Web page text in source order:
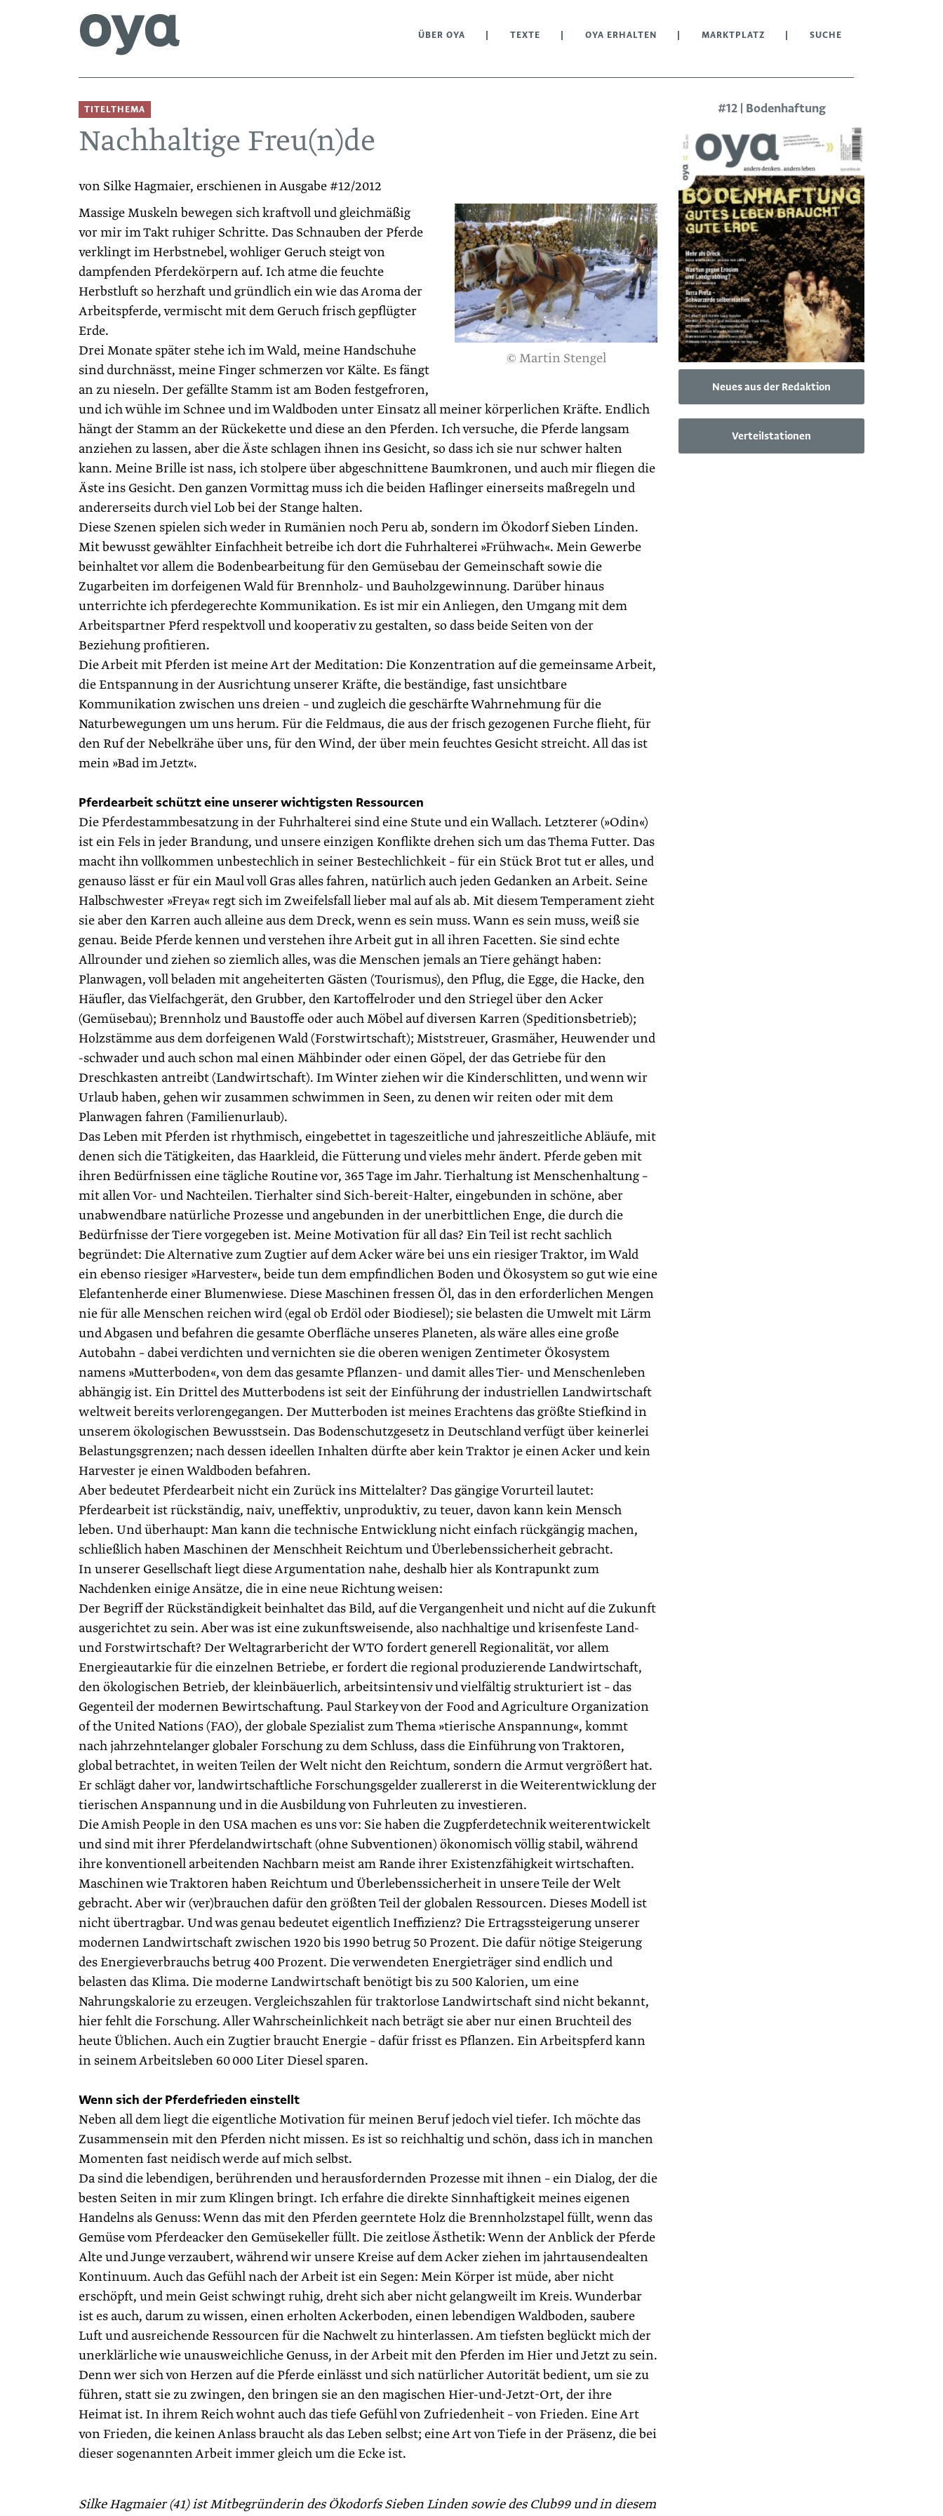
ÜBER OYA TEXTE OYA ERHALTEN MARKTPLATZ SUCHE
TITELTHEMA
Nachhaltige Freu(n)de
von Silke Hagmaier, erschienen in Ausgabe #12/2012
© Martin Stengel
Massige Muskeln bewegen sich kraftvoll und gleichmäßig
vor mir im Takt ruhiger Schritte. Das Schnauben der Pferde
verklingt im Herbstnebel, wohliger Geruch steigt von
dampfenden Pferdekörpern auf. Ich atme die feuchte
Herbstluft so herzhaft und gründlich ein wie das Aroma der
Arbeitspferde, vermischt mit dem Geruch frisch gepflügter
Erde.
Drei Monate später stehe ich im Wald, meine Handschuhe
sind durchnässt, meine Finger schmerzen vor Kälte. Es fängt
an zu nieseln. Der gefällte Stamm ist am Boden festgefroren,
und ich wühle im Schnee und im Waldboden unter Einsatz all meiner körperlichen Kräfte. Endlich
hängt der Stamm an der Rückekette und diese an den Pferden. Ich versuche, die Pferde langsam
anziehen zu lassen, aber die Äste schlagen ihnen ins Gesicht, so dass ich sie nur schwer halten
kann. Meine Brille ist nass, ich stolpere über abgeschnittene Baumkronen, und auch mir fliegen die
Äste ins Gesicht. Den ganzen Vormittag muss ich die beiden Haflinger einerseits maßregeln und
andererseits durch viel Lob bei der Stange halten.
Diese Szenen spielen sich weder in Rumänien noch Peru ab, sondern im Ökodorf Sieben Linden.
Mit bewusst gewählter Einfachheit betreibe ich dort die Fuhrhalterei »Frühwach«. Mein Gewerbe
beinhaltet vor allem die Bodenbearbeitung für den Gemüsebau der Gemeinschaft sowie die
Zugarbeiten im dorfeigenen Wald für Brennholz- und Bauholzgewinnung. Darüber hinaus
unterrichte ich pferdegerechte Kommunikation. Es ist mir ein Anliegen, den Umgang mit dem
Arbeitspartner Pferd respektvoll und kooperativ zu gestalten, so dass beide Seiten von der
Beziehung profitieren.
Die Arbeit mit Pferden ist meine Art der Meditation: Die Konzentration auf die gemeinsame Arbeit,
die Entspannung in der Ausrichtung unserer Kräfte, die beständige, fast unsichtbare
Kommunikation zwischen uns dreien – und zugleich die geschärfte Wahrnehmung für die
Naturbewegungen um uns herum. Für die Feldmaus, die aus der frisch gezogenen Furche flieht, für
den Ruf der Nebelkrähe über uns, für den Wind, der über mein feuchtes Gesicht streicht. All das ist
mein »Bad im Jetzt«.
Pferdearbeit schützt eine unserer wichtigsten Ressourcen
Die Pferdestammbesatzung in der Fuhrhalterei sind eine Stute und ein Wallach. Letzterer (»Odin«)
ist ein Fels in jeder Brandung, und unsere einzigen Konflikte drehen sich um das Thema Futter. Das
macht ihn vollkommen unbestechlich in seiner Bestechlichkeit – für ein Stück Brot tut er alles, und
genauso lässt er für ein Maul voll Gras alles fahren, natürlich auch jeden Gedanken an Arbeit. Seine
Halbschwester »Freya« regt sich im Zweifelsfall lieber mal auf als ab. Mit diesem Temperament zieht
sie aber den Karren auch alleine aus dem Dreck, wenn es sein muss. Wann es sein muss, weiß sie
genau. Beide Pferde kennen und verstehen ihre Arbeit gut in all ihren Facetten. Sie sind echte
Allrounder und ziehen so ziemlich alles, was die Menschen jemals an Tiere gehängt haben:
Planwagen, voll beladen mit angeheiterten Gästen (Tourismus), den Pflug, die Egge, die Hacke, den
Häufler, das Vielfachgerät, den Grubber, den Kartoffelroder und den Striegel über den Acker
(Gemüsebau); Brennholz und Baustoffe oder auch Möbel auf diversen Karren (Speditionsbetrieb);
Holzstämme aus dem dorfeigenen Wald (Forstwirtschaft); Miststreuer, Grasmäher, Heuwender und
-schwader und auch schon mal einen Mähbinder oder einen Göpel, der das Getriebe für den
Dreschkasten antreibt (Landwirtschaft). Im Winter ziehen wir die Kinderschlitten, und wenn wir
Urlaub haben, gehen wir zusammen schwimmen in Seen, zu denen wir reiten oder mit dem
Planwagen fahren (Familienurlaub).
Das Leben mit Pferden ist rhythmisch, eingebettet in tageszeitliche und jahreszeitliche Abläufe, mit
denen sich die Tätigkeiten, das Haarkleid, die Fütterung und vieles mehr ändert. Pferde geben mit
ihren Bedürfnissen eine tägliche Routine vor, 365 Tage im Jahr. Tierhaltung ist Menschenhaltung –
mit allen Vor- und Nachteilen. Tierhalter sind Sich-bereit-Halter, eingebunden in schöne, aber
unabwendbare natürliche Prozesse und angebunden in der unerbittlichen Enge, die durch die
Bedürfnisse der Tiere vorgegeben ist. Meine Motivation für all das? Ein Teil ist recht sachlich
begründet: Die Alternative zum Zugtier auf dem Acker wäre bei uns ein riesiger Traktor, im Wald
ein ebenso riesiger »Harvester«, beide tun dem empfindlichen Boden und Ökosystem so gut wie eine
Elefantenherde einer Blumenwiese. Diese Maschinen fressen Öl, das in den erforderlichen Mengen
nie für alle Menschen reichen wird (egal ob Erdöl oder Biodiesel); sie belasten die Umwelt mit Lärm
und Abgasen und befahren die gesamte Oberfläche unseres Planeten, als wäre alles eine große
Autobahn – dabei verdichten und vernichten sie die oberen wenigen Zentimeter Ökosystem
namens »Mutterboden«, von dem das gesamte Pflanzen- und damit alles Tier- und Menschenleben
abhängig ist. Ein Drittel des Mutterbodens ist seit der Einführung der industriellen Landwirtschaft
weltweit bereits verlorengegangen. Der Mutterboden ist meines Erachtens das größte Stiefkind in
unserem ökologischen Bewusstsein. Das Bodenschutzgesetz in Deutschland verfügt über keinerlei
Belastungsgrenzen; nach dessen ideellen Inhalten dürfte aber kein Traktor je einen Acker und kein
Harvester je einen Waldboden befahren.
Aber bedeutet Pferdearbeit nicht ein Zurück ins Mittelalter? Das gängige Vorurteil lautet:
Pferdearbeit ist rückständig, naiv, uneffektiv, unproduktiv, zu teuer, davon kann kein Mensch
leben. Und überhaupt: Man kann die technische Entwicklung nicht einfach rückgängig machen,
schließlich haben Maschinen der Menschheit Reichtum und Überlebenssicherheit gebracht.
In unserer Gesellschaft liegt diese Argumentation nahe, deshalb hier als Kontrapunkt zum
Nachdenken einige Ansätze, die in eine neue Richtung weisen:
Der Begriff der Rückständigkeit beinhaltet das Bild, auf die Vergangenheit und nicht auf die Zukunft
ausgerichtet zu sein. Aber was ist eine zukunftsweisende, also nachhaltige und krisenfeste Land-
und Forstwirtschaft? Der Weltagrarbericht der WTO fordert generell Regionalität, vor allem
Energieautarkie für die einzelnen Betriebe, er fordert die regional produzierende Landwirtschaft,
den ökologischen Betrieb, der kleinbäuerlich, arbeitsintensiv und vielfältig strukturiert ist – das
Gegenteil der modernen Bewirtschaftung. Paul Starkey von der Food and Agriculture Organization
of the United Nations (FAO), der globale Spezialist zum Thema »tierische Anspannung«, kommt
nach jahrzehntelanger globaler Forschung zu dem Schluss, dass die Einführung von Traktoren,
global betrachtet, in weiten Teilen der Welt nicht den Reichtum, sondern die Armut vergrößert hat.
Er schlägt daher vor, landwirtschaftliche Forschungsgelder zuallererst in die Weiterentwicklung der
tierischen Anspannung und in die Ausbildung von Fuhrleuten zu investieren.
Die Amish People in den USA machen es uns vor: Sie haben die Zugpferdetechnik weiterentwickelt
und sind mit ihrer Pferdelandwirtschaft (ohne Subventionen) ökonomisch völlig stabil, während
ihre konventionell arbeitenden Nachbarn meist am Rande ihrer Existenzfähigkeit wirtschaften.
Maschinen wie Traktoren haben Reichtum und Überlebens­sicherheit in unsere Teile der Welt
gebracht. Aber wir (ver)brauchen dafür den größten Teil der globalen Ressourcen. Dieses Modell ist
nicht übertragbar. Und was genau bedeutet eigentlich Ineffizienz? Die Ertragssteigerung unserer
modernen Landwirtschaft zwischen 1920 bis 1990 betrug 50 Prozent. Die dafür nötige Steigerung
des Energieverbrauchs betrug 400 Prozent. Die verwendeten Energieträger sind endlich und
belasten das Klima. Die moderne Landwirtschaft benötigt bis zu 500 Kalorien, um eine
Nahrungskalorie zu erzeugen. Vergleichszahlen für traktorlose Landwirtschaft sind nicht bekannt,
hier fehlt die Forschung. Aller Wahrscheinlichkeit nach beträgt sie aber nur einen Bruchteil des
heute Üblichen. Auch ein Zugtier braucht Energie – dafür frisst es Pflanzen. Ein Arbeitspferd kann
in seinem Arbeitsleben 60 000 Liter Diesel sparen.
Wenn sich der Pferdefrieden einstellt
Neben all dem liegt die eigentliche Motivation für meinen Beruf jedoch viel tiefer. Ich möchte das
Zusammensein mit den Pferden nicht missen. Es ist so reichhaltig und schön, dass ich in manchen
Momenten fast neidisch werde auf mich selbst.
Da sind die lebendigen, berührenden und herausfordernden Prozesse mit ihnen – ein Dialog, der die
besten Seiten in mir zum Klingen bringt. Ich erfahre die direkte Sinnhaftigkeit meines eigenen
Handelns als Genuss: Wenn das mit den Pferden geerntete Holz die Brennholzstapel füllt, wenn das
Gemüse vom Pferdeacker den Gemüsekeller füllt. Die zeitlose Ästhetik: Wenn der Anblick der Pferde
Alte und Junge verzaubert, während wir unsere Kreise auf dem Acker ziehen im jahrtausendealten
Kontinuum. Auch das Gefühl nach der Arbeit ist ein Segen: Mein Körper ist müde, aber nicht
erschöpft, und mein Geist schwingt ruhig, dreht sich aber nicht gelangweilt im Kreis. Wunderbar
ist es auch, darum zu wissen, einen erholten Ackerboden, einen lebendigen Waldboden, saubere
Luft und ausreichende Ressourcen für die Nachwelt zu hinterlassen. Am tiefsten beglückt mich der
unerklärliche wie unausweichliche Genuss, in der Arbeit mit den Pferden im Hier und Jetzt zu sein.
Denn wer sich von Herzen auf die Pferde einlässt und sich natürlicher Autorität bedient, um sie zu
führen, statt sie zu zwingen, den bringen sie an den magischen Hier-und-Jetzt-Ort, der ihre
Heimat ist. In ihrem Reich wohnt auch das tiefe Gefühl von Zufriedenheit – von Frieden. Eine Art
von Frieden, die keinen Anlass braucht als das Leben selbst; eine Art von Tiefe in der Präsenz, die bei
dieser sogenannten Arbeit immer gleich um die Ecke ist.
Silke Hagmaier (41) ist Mitbegründerin des Ökodorfs Sieben Linden ­sowie des Club99 und in diesem
#12 | Bodenhaftung
Neues aus der Redaktion
Verteilstationen